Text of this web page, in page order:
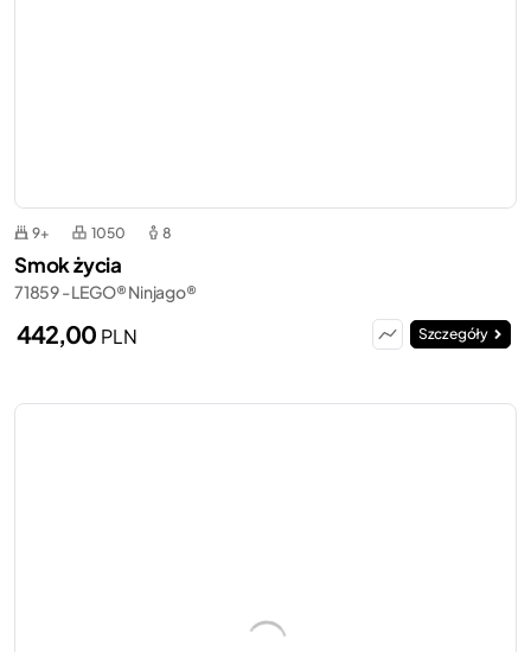
9+ 1050 8
Smok życia
71859 - LEGO® Ninjago®
442,00 PLN Szczegóły